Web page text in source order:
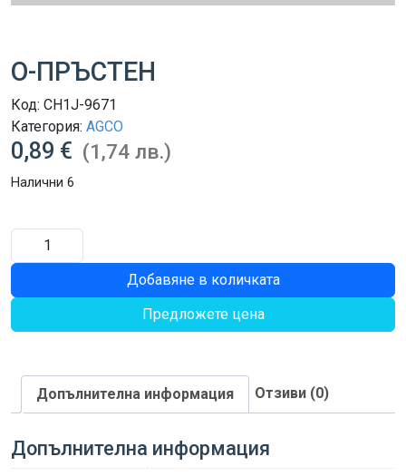
О-ПРЪСТЕН
Код: CH1J-9671
Категория: AGCO
0,89 € (1,74 лв.)
Налични 6
количество
за
ПРЪСТЕН
Добавяне в количката
Предложете цена
Допълнителна информация Отзиви (0)
Допълнителна информация